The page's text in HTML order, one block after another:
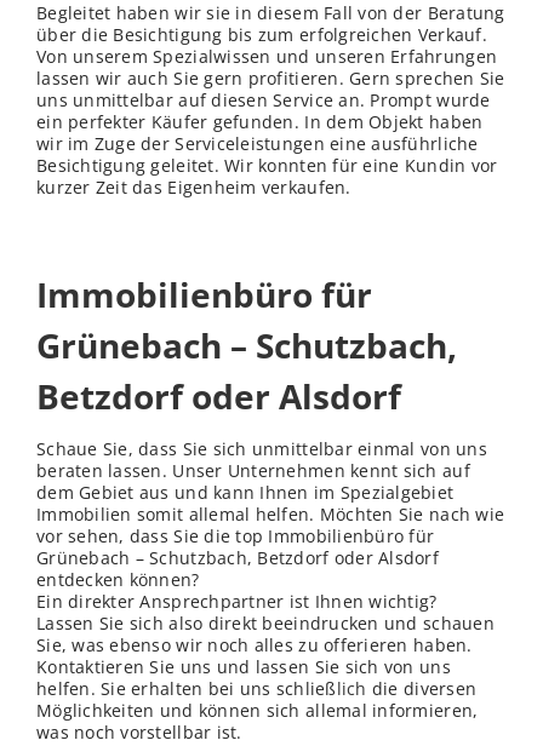
Begleitet haben wir sie in diesem Fall von der Beratung
über die Besichtigung bis zum erfolgreichen Verkauf.
Von unserem Spezialwissen und unseren Erfahrungen
lassen wir auch Sie gern profitieren. Gern sprechen Sie
uns unmittelbar auf diesen Service an. Prompt wurde
ein perfekter Käufer gefunden. In dem Objekt haben
wir im Zuge der Serviceleistungen eine ausführliche
Besichtigung geleitet. Wir konnten für eine Kundin vor
kurzer Zeit das Eigenheim verkaufen.
Immobilienbüro für
Grünebach – Schutzbach,
Betzdorf oder Alsdorf
Schaue Sie, dass Sie sich unmittelbar einmal von uns
beraten lassen. Unser Unternehmen kennt sich auf
dem Gebiet aus und kann Ihnen im Spezialgebiet
Immobilien somit allemal helfen. Möchten Sie nach wie
vor sehen, dass Sie die top Immobilienbüro für
Grünebach – Schutzbach, Betzdorf oder Alsdorf
entdecken können?
Ein direkter Ansprechpartner ist Ihnen wichtig?
Lassen Sie sich also direkt beeindrucken und schauen
Sie, was ebenso wir noch alles zu offerieren haben.
Kontaktieren Sie uns und lassen Sie sich von uns
helfen. Sie erhalten bei uns schließlich die diversen
Möglichkeiten und können sich allemal informieren,
was noch vorstellbar ist.